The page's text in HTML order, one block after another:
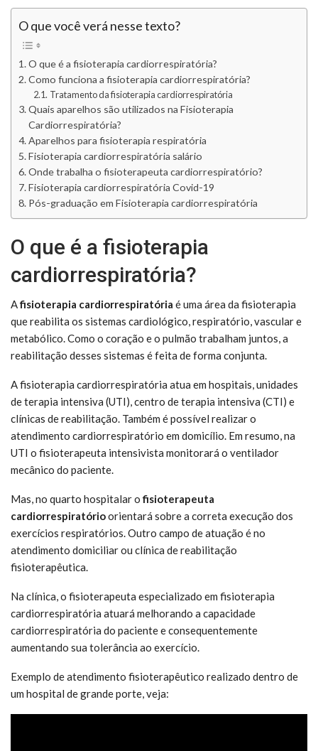
O que você verá nesse texto?
O que é a fisioterapia cardiorrespiratória?
Como funciona a fisioterapia cardiorrespiratória?
Tratamento da fisioterapia cardiorrespiratória
Quais aparelhos são utilizados na Fisioterapia
Cardiorrespiratória?
Aparelhos para fisioterapia respiratória
Fisioterapia cardiorrespiratória salário
Onde trabalha o fisioterapeuta cardiorrespiratório?
Fisioterapia cardiorrespiratória Covid-19
Pós-graduação em Fisioterapia cardiorrespiratória
O que é a fisioterapia
cardiorrespiratória?
Afisioterapia cardiorrespiratória é uma área da fisioterapia
que reabilita os sistemas cardiológico, respiratório, vascular e
metabólico. Como o coração e o pulmão trabalham juntos, a
reabilitação desses sistemas é feita de forma conjunta.
A fisioterapia cardiorrespiratória atua em hospitais, unidades
de terapia intensiva (UTI), centro de terapia intensiva (CTI) e
clínicas de reabilitação. Também é possível realizar o
atendimento cardiorrespiratório em domicílio. Em resumo, na
UTI o fisioterapeuta intensivista monitorará o ventilador
mecânico do paciente.
Mas, no quarto hospitalar ofisioterapeuta
cardiorrespiratórioorientará sobre a correta execução dos
exercícios respiratórios. Outro campo de atuação é no
atendimento domiciliar ou clínica de reabilitação
fisioterapêutica.
Na clínica, o fisioterapeuta especializado em fisioterapia
cardiorrespiratória atuará melhorando a capacidade
cardiorrespiratória do paciente e consequentemente
aumentando sua tolerância ao exercício.
Exemplo de atendimento fisioterapêutico realizado dentro de
um hospital de grande porte, veja: